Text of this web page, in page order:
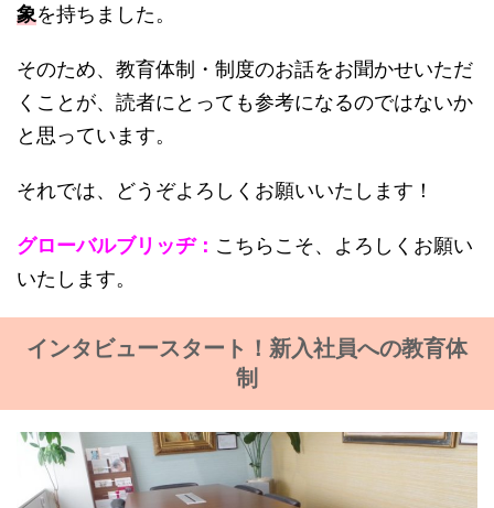
象を持ちました。
そのため、教育体制・制度のお話をお聞かせいただ
くことが、読者にとっても参考になるのではないか
と思っています。
それでは、どうぞよろしくお願いいたします！
グローバルブリッヂ： こちらこそ、よろしくお願い
いたします。
インタビュースタート！新入社員への教育体
制